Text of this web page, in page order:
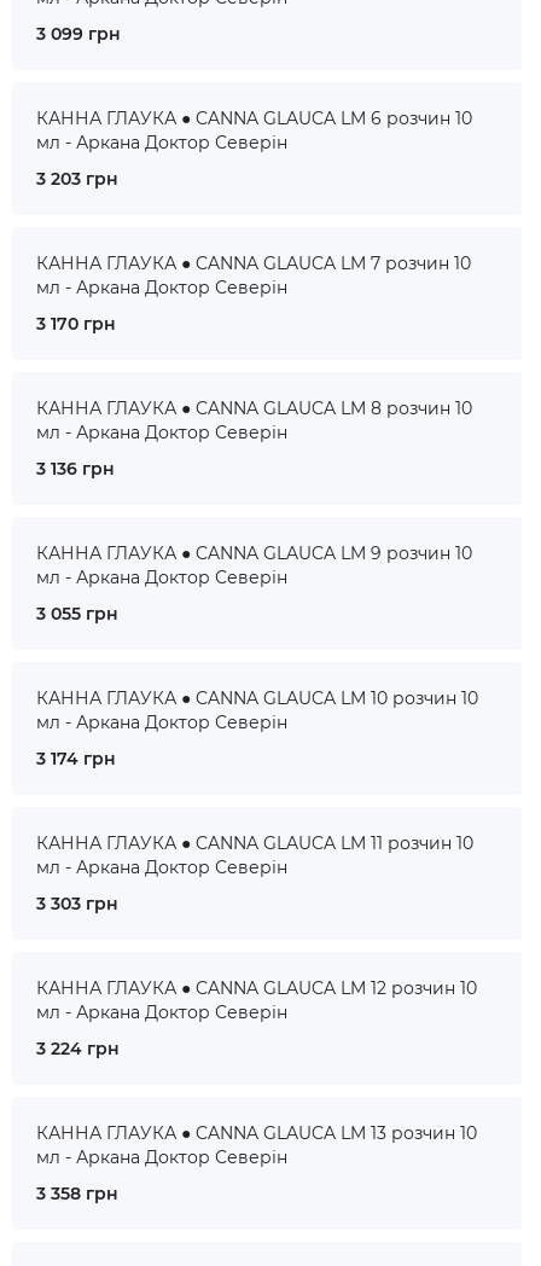
3 099 грн
КАННА ГЛАУКА ● CANNA GLAUCA LM 6 розчин 10
мл - Аркана Доктор Северін
3 203 грн
КАННА ГЛАУКА ● CANNA GLAUCA LM 7 розчин 10
мл - Аркана Доктор Северін
3 170 грн
КАННА ГЛАУКА ● CANNA GLAUCA LM 8 розчин 10
мл - Аркана Доктор Северін
3 136 грн
КАННА ГЛАУКА ● CANNA GLAUCA LM 9 розчин 10
мл - Аркана Доктор Северін
3 055 грн
КАННА ГЛАУКА ● CANNA GLAUCA LM 10 розчин 10
мл - Аркана Доктор Северін
3 174 грн
КАННА ГЛАУКА ● CANNA GLAUCA LM 11 розчин 10
мл - Аркана Доктор Северін
3 303 грн
КАННА ГЛАУКА ● CANNA GLAUCA LM 12 розчин 10
мл - Аркана Доктор Северін
3 224 грн
КАННА ГЛАУКА ● CANNA GLAUCA LM 13 розчин 10
мл - Аркана Доктор Северін
3 358 грн